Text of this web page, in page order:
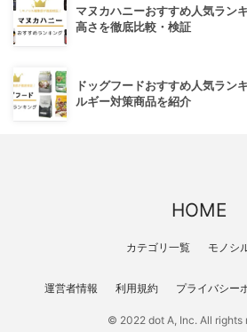
マヌカハニーおすすめ人気ラン
高さを徹底比較・検証
ドッグフードおすすめ人気ラン
ルギー対策商品を紹介
HOME
カテゴリ一覧 モノシ
運営者情報 利用規約 プライバシー
© 2022 dot A, Inc. All rights